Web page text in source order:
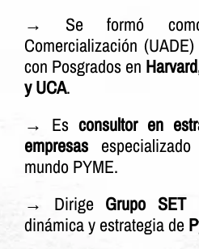
→ Se formó
Comercialización
con Posgrados en
y UCA.
→ Es consultor en
empresas
mundo PYME.
→ Dirige Grupo SET
dinámica y estrategia de